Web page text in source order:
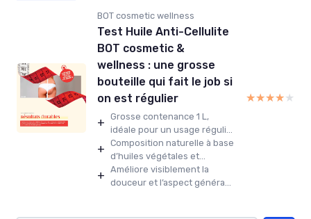
BOT cosmetic wellness
Test Huile Anti-Cellulite
BOT cosmetic &
wellness : une grosse
bouteille qui fait le job si
on est régulier
+ Grosse contenance 1 L,
idéale pour un usage réguli...
+ Composition naturelle à base
d’huiles végétales et...
+ Améliore visiblement la
douceur et l’aspect généra...
★★★★★
★★★★★